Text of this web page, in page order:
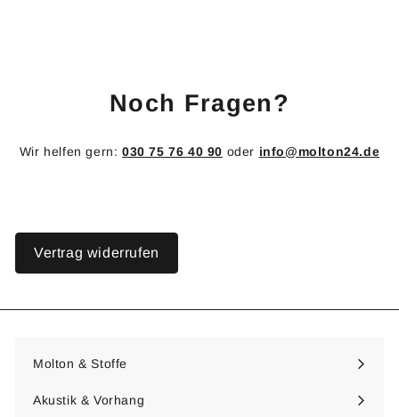
Noch Fragen?
Wir helfen gern: 030 75 76 40 90 oder info@molton24.de
Vertrag widerrufen
Molton & Stoffe
Menü
Akustik & Vorhang
Menü